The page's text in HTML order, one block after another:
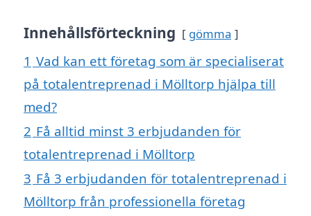
Innehållsförteckning gömma
1 Vad kan ett företag som är specialiserat
på totalentreprenad i Mölltorp hjälpa till
med?
2 Få alltid minst 3 erbjudanden för
totalentreprenad i Mölltorp
3 Få 3 erbjudanden för totalentreprenad i
Mölltorp från professionella företag